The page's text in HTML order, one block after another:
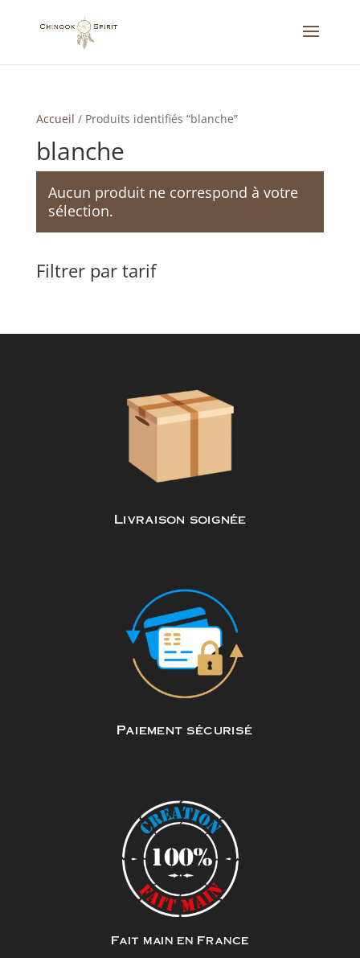
Accueil / Produits identifiés “blanche”
blanche
Aucun produit ne correspond à votre
sélection.
Filtrer par tarif
Livraison soignée
Paiement sécurisé
Fait main en France